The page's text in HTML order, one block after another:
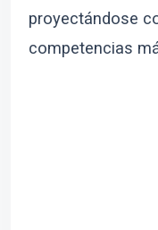
proyectándose
competencias